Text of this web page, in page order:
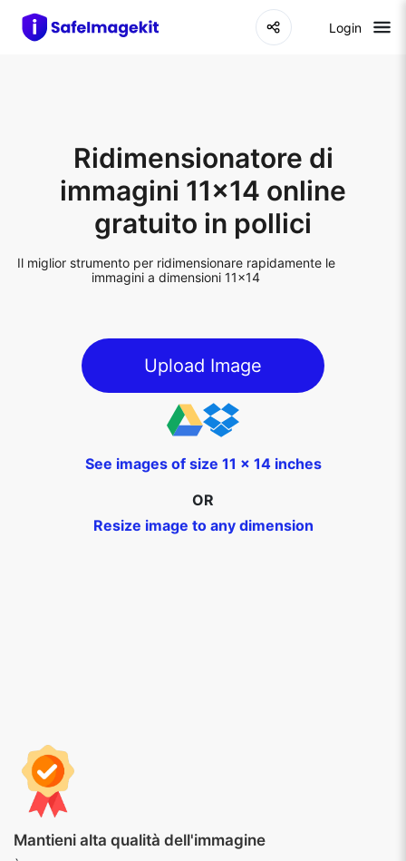
Login
Ridimensionatore di
immagini 11x14 online
gratuito in pollici
Il miglior strumento per ridimensionare rapidamente le
immagini a dimensioni 11x14
Upload Image
See images of size 11 x 14 inches
OR
Resize image to any dimension
Mantieni alta qualità dell'immagine